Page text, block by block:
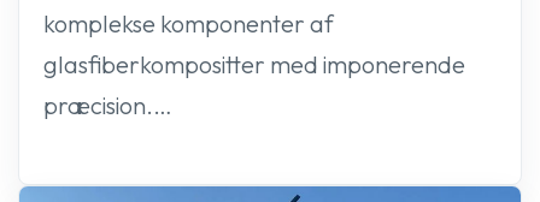
komplekse komponenter af
glasfiberkompositter med imponerende
præcision.…